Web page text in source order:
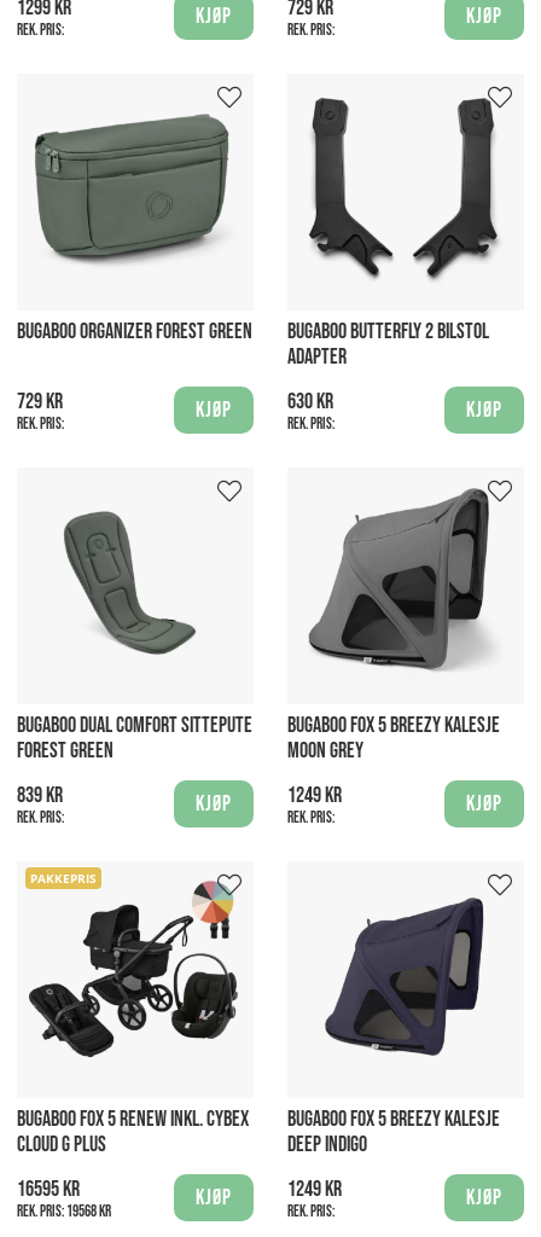
1299 kr
Rek. pris:
Kjøp 729 kr
Rek. pris:
Kjøp
BUGABOO ORGANIZER FOREST GREEN
729 kr
Rek. pris:
Kjøp
BUGABOO BUTTERFLY 2 BILSTOL
ADAPTER
630 kr
Rek. pris:
Kjøp
BUGABOO DUAL COMFORT SITTEPUTE
FOREST GREEN
839 kr
Rek. pris:
Kjøp
BUGABOO FOX 5 BREEZY KALESJE
MOON GREY
1249 kr
Rek. pris:
Kjøp
PAKKEPRIS
BUGABOO FOX 5 RENEW INKL. CYBEX
CLOUD G PLUS
16595 kr
Rek. pris:19568 kr
Kjøp
BUGABOO FOX 5 BREEZY KALESJE
DEEP INDIGO
1249 kr
Rek. pris:
Kjøp